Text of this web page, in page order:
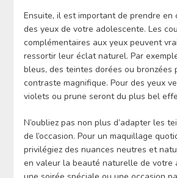
Ensuite, il est important de prendre en
des yeux de votre adolescente. Les
complémentaires aux yeux peuvent
ressortir leur éclat naturel. Par
bleus, des teintes dorées ou bronzées
contraste magnifique. Pour des yeux
violets ou prune seront du plus bel
N’oubliez pas non plus d’adapter les
de l’occasion. Pour un maquillage
privilégiez des nuances neutres et
en valeur la beauté naturelle de votre